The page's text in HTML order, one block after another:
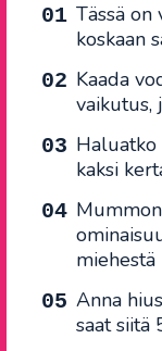
Tässä
koskaan
Kaada
vaikutus,
Haluatko
kaksi
miehestä
Anna
saat siitä